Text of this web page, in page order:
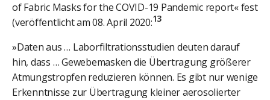
of Fabric Masks for the COVID-19 Pandemic report« fest
(veröffentlicht am 08. April 2020:13
»Daten aus … Laborfiltrationsstudien deuten darauf
hin, dass … Gewebemasken die Übertragung größerer
Atmungstropfen reduzieren können. Es gibt nur wenige
Erkenntnisse zur Übertragung kleiner aerosolierter